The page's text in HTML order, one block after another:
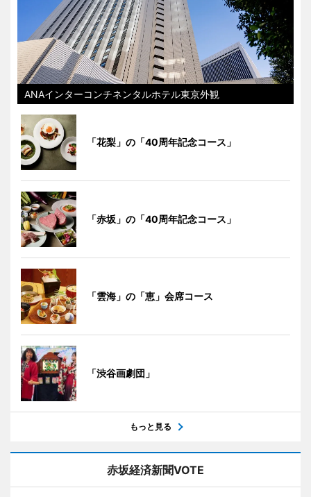
ANAインターコンチネンタルホテル東京外観
「花梨」の「40周年記念コース」
「赤坂」の「40周年記念コース」
「雲海」の「恵」会席コース
「渋谷画劇団」
もっと見る
赤坂経済新聞VOTE